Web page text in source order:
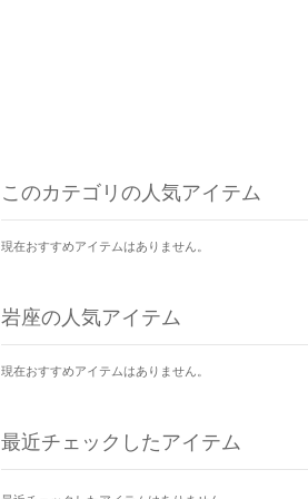
このカテゴリの人気アイテム
現在おすすめアイテムはありません。
岩座の人気アイテム
現在おすすめアイテムはありません。
最近チェックしたアイテム